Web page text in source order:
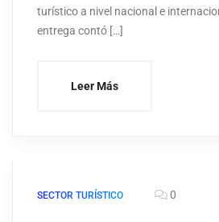
turístico a nivel nacional e
entrega contó […]
Leer Más
SECTOR TURÍSTICO 0